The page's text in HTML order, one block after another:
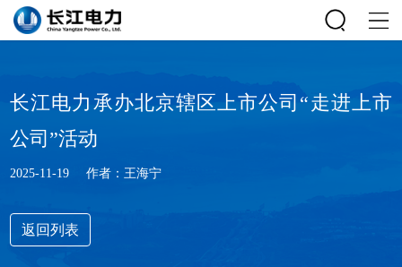
长江电力承办北京辖区上市公司“走进上市
公司”活动
2025-11-19 作者：王海宁
返回列表